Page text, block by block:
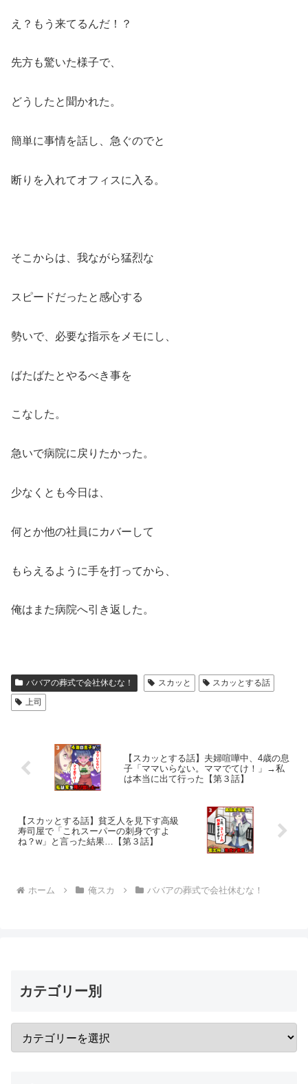
え？もう来てるんだ！？
先方も驚いた様子で、
どうしたと聞かれた。
簡単に事情を話し、急ぐのでと
断りを入れてオフィスに入る。
そこからは、我ながら猛烈な
スピードだったと感心する
勢いで、必要な指示をメモにし、
ばたばたとやるべき事を
こなした。
急いで病院に戻りたかった。
少なくとも今日は、
何とか他の社員にカバーして
もらえるように手を打ってから、
俺はまた病院へ引き返した。
ババアの葬式で会社休むな！ スカッと
スカッとする話
上司
【スカッとする話】夫婦喧嘩中、4歳の息
子「ママいらない。ママでてけ！」→私
は本当に出て行った【第３話】
【スカッとする話】貧乏人を見下す高級
寿司屋で「これスーパーの刺身ですよ
ね？w」と言った結果…【第３話】
ホーム 俺スカ ババアの葬式で会社休むな！
カテゴリー別